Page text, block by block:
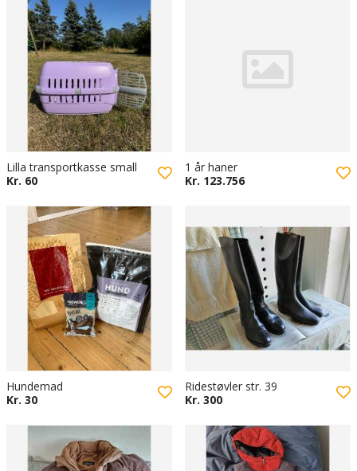
Lilla transportkasse small
Kr. 60
1 år haner
Kr. 123.756
Hundemad
Kr. 30
Ridestøvler str. 39
Kr. 300